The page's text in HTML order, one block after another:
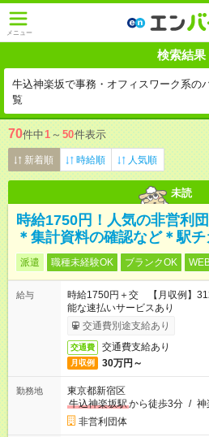
メニュー
検索結果
牛込神楽坂で事務・オフィスワーク系の
覧
70件中1 ～ 50件表示
新着順 時給順 人気順
未読
時給1750円！人気の非営利
＊集計資料の確認など＊駅チ
派遣 職種未経験OK ブランクOK
給与
時給1750円＋交 【月収例】
能な速払いサービスあり
交通費別途支給あり
交通費 交通費支給あり
月収例 30万円～
勤務地
東京都新宿区
牛込神楽坂駅から徒歩3分 / 神
非営利団体